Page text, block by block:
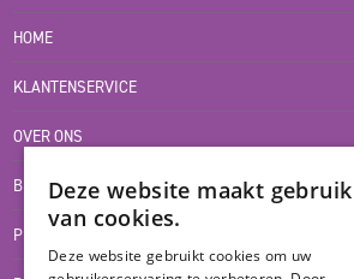
HOME
KLANTENSERVICE
OVER ONS
BLOG
PRIVACYVERKLARING
Deze website maakt gebruik
van cookies.
Deze website gebruikt cookies om uw